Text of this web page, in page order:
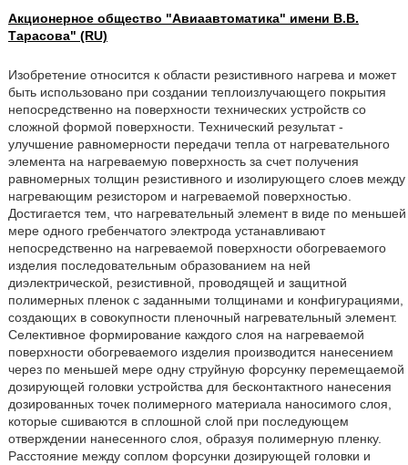
Акционерное общество "Авиаавтоматика" имени В.В.
Тарасова" (RU)
Изобретение относится к области резистивного нагрева и может
быть использовано при создании теплоизлучающего покрытия
непосредственно на поверхности технических устройств со
сложной формой поверхности. Технический результат -
улучшение равномерности передачи тепла от нагревательного
элемента на нагреваемую поверхность за счет получения
равномерных толщин резистивного и изолирующего слоев между
нагревающим резистором и нагреваемой поверхностью.
Достигается тем, что нагревательный элемент в виде по меньшей
мере одного гребенчатого электрода устанавливают
непосредственно на нагреваемой поверхности обогреваемого
изделия последовательным образованием на ней
диэлектрической, резистивной, проводящей и защитной
полимерных пленок с заданными толщинами и конфигурациями,
создающих в совокупности пленочный нагревательный элемент.
Селективное формирование каждого слоя на нагреваемой
поверхности обогреваемого изделия производится нанесением
через по меньшей мере одну струйную форсунку перемещаемой
дозирующей головки устройства для бесконтактного нанесения
дозированных точек полимерного материала наносимого слоя,
которые сшиваются в сплошной слой при последующем
отверждении нанесенного слоя, образуя полимерную пленку.
Расстояние между соплом форсунки дозирующей головки и